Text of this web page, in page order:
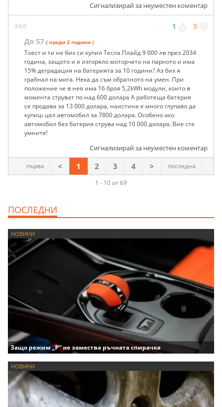
Сигнализирай за неуместен коментар
#60 1 5
До 57 ( преди 2 години )
Тоест и ти не бих си купил Тесла Плайд 9 000 лв през 2034
година, защото и е изгоряло моторчето на парното и има
15% деградация на батерията за 10 години? Аз бих я
грабнал на мига. Нека да съм обратното на умен. При
положение че в нея има 16 броя 5,2kWh модули, които в
момента струват по над 600 долара А работеща батерия
се продава за 13 000 долара, наистина е много глупаво да
купиш цял автомобил за 7800 долара. Особено ако
автомобил без батерия струва над 10 000 долара. Вие сте
умните!
Сигнализирай за неуместен коментар
1 - 10 от 69
първа < 1 2 3 4 > последна
ПОСЛЕДНИ
НОВИНИ
Защо режим „P“ не замества ръчната спирачка
НОВИНИ